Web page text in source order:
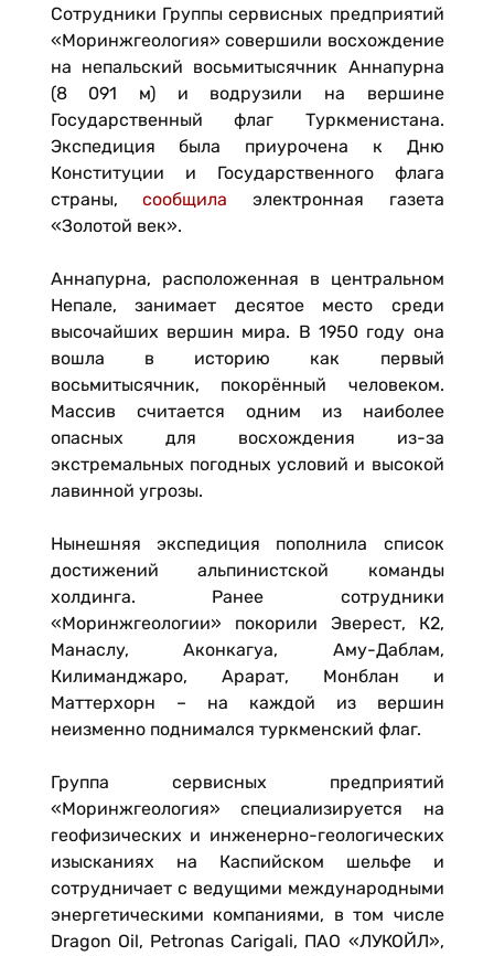
Сотрудники Группы сервисных предприятий
«Моринжгеология» совершили восхождение
на непальский восьмитысячник Аннапурна
(8 091 м) и водрузили на вершине
Государственный флаг Туркменистана.
Экспедиция была приурочена к Дню
Конституции и Государственного флага
страны,сообщила электронная газета
«Золотой век».
Аннапурна, расположенная в центральном
Непале, занимает десятое место среди
высочайших вершин мира. В 1950 году она
вошла в историю как первый
восьмитысячник, покорённый человеком.
Массив считается одним из наиболее
опасных для восхождения из-за
экстремальных погодных условий и высокой
лавинной угрозы.
Нынешняя экспедиция пополнила список
достижений альпинистской команды
холдинга. Ранее сотрудники
«Моринжгеологии» покорили Эверест, К2,
Манаслу, Аконкагуа, Аму-Даблам,
Килиманджаро, Арарат, Монблан и
Маттерхорн – на каждой из вершин
неизменно поднимался туркменский флаг.
Группа сервисных предприятий
«Моринжгеология» специализируется на
геофизических и инженерно-геологических
изысканиях на Каспийском шельфе и
сотрудничает с ведущими международными
энергетическими компаниями, в том числе
Dragon Oil, Petronas Carigali, ПАО «ЛУКОЙЛ»,